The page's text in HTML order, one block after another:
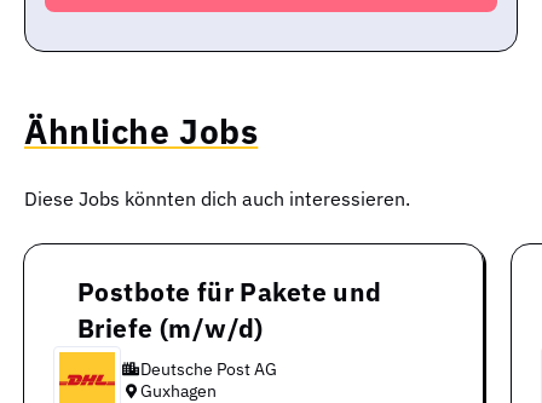
Ähnliche Jobs
Diese Jobs könnten dich auch interessieren.
Postbote für Pakete und
Briefe (m/w/d)
Deutsche Post AG
Guxhagen